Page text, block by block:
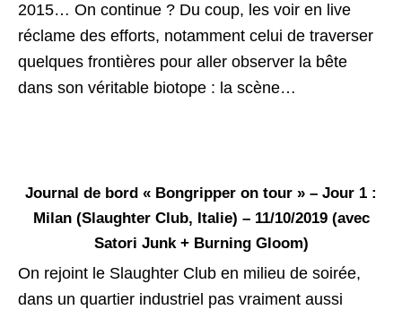
2015… On continue ? Du coup, les voir en live
réclame des efforts, notamment celui de traverser
quelques frontières pour aller observer la bête
dans son véritable biotope : la scène…
Journal de bord « Bongripper on tour » – Jour 1 :
Milan (Slaughter Club, Italie) – 11/10/2019 (avec
Satori Junk + Burning Gloom)
On rejoint le Slaughter Club en milieu de soirée,
dans un quartier industriel pas vraiment aussi